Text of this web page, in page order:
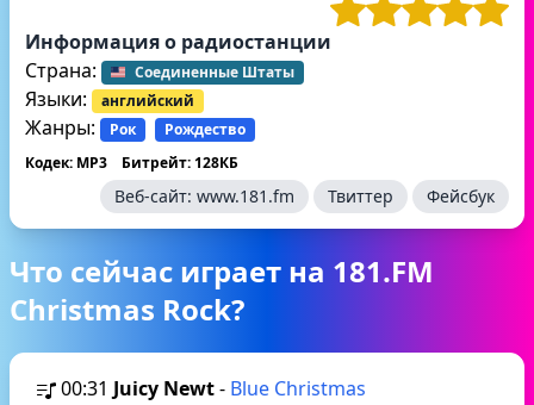
Информация о радиостанции
Страна:
Соединенные Штаты
Языки: английский
Жанры: Рок
Рождество
Кодек: MP3
Битрейт: 128КБ
Веб-сайт: www.181.fm Твиттер Фейсбук
Что сейчас играет на 181.FM
Christmas Rock?
00:31 Juicy Newt- Blue Christmas